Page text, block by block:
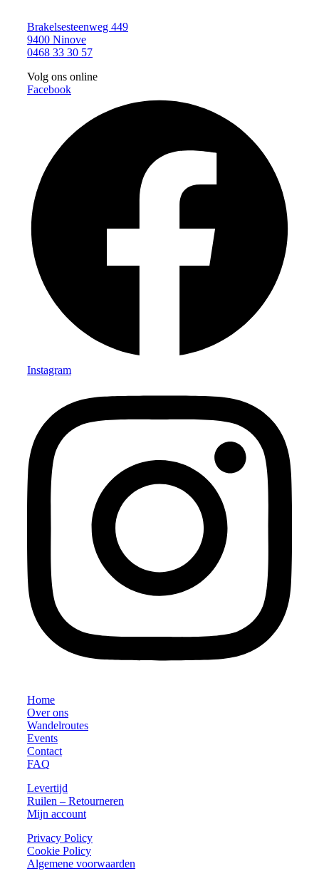
Brakelsesteenweg 449
9400 Ninove
0468 33 30 57
Volg ons online
Facebook
Instagram
Home
Over ons
Wandelroutes
Events
Contact
FAQ
Levertijd
Ruilen – Retourneren
Mijn account
Privacy Policy
Cookie Policy
Algemene voorwaarden